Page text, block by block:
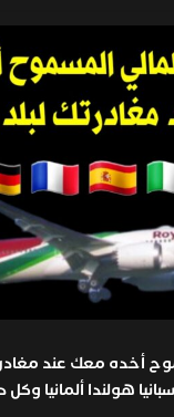
أخده معك عند
هولندا ألمانيا